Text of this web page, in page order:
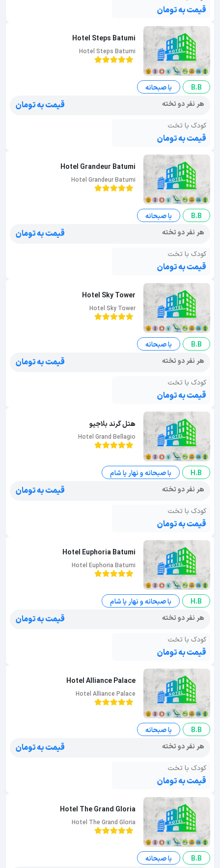
قیمت به تومان
Hotel Steps Batumi
Hotel Steps Batumi
B.B
با صبحانه
هر نفر دو تخته
قیمت به تومان
کودک با تخت
قیمت به تومان
Hotel Grandeur Batumi
Hotel Grandeur Batumi
B.B
با صبحانه
هر نفر دو تخته
قیمت به تومان
کودک با تخت
قیمت به تومان
Hotel Sky Tower
Hotel Sky Tower
B.B
با صبحانه
هر نفر دو تخته
قیمت به تومان
کودک با تخت
قیمت به تومان
هتل گرند بلاجیو
Hotel Grand Bellagio
H.B
با صبحانه و نهار یا شام
هر نفر دو تخته
قیمت به تومان
کودک با تخت
قیمت به تومان
Hotel Euphoria Batumi
Hotel Euphoria Batumi
H.B
با صبحانه و نهار یا شام
هر نفر دو تخته
قیمت به تومان
کودک با تخت
قیمت به تومان
Hotel Alliance Palace
Hotel Alliance Palace
B.B
با صبحانه
هر نفر دو تخته
قیمت به تومان
کودک با تخت
قیمت به تومان
Hotel The Grand Gloria
Hotel The Grand Gloria
B.B
با صبحانه